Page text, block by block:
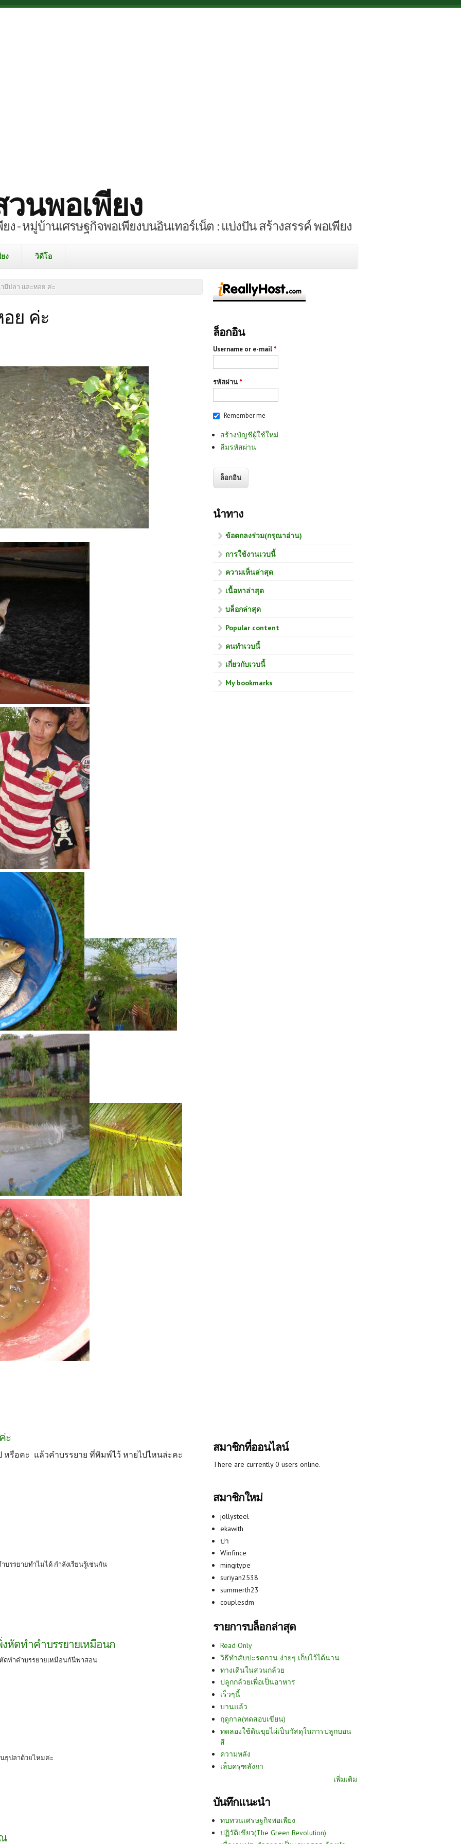
นพอเพียง
ง - หมู่บ้านเศรษฐกิจพอเพียงบนอินเทอร์เน็ต : แบ่งปัน สร้างสรรค์ พอเพียง
ง วิดีโอ
มีปลา และหอย ค่ะ
ย ค่ะ
ะ
หรือคะ แล้วคำบรรยาย ที่พิมพ์ไว้ หายไปไหนล่ะคะ
บรรยายทำไม่ได้ กำลังเรียนรู้เช่นกัน
งหัดทำคำบรรยายเหมือนก
หัดทำคำบรรยายเหมือนกันี่พาสอน
ธุปลาด้วยไหมค่ะ
ล็อกอิน
Username or e-mail *
รหัสผ่าน *
Remember me
สร้างบัญชีผู้ใช้ใหม่
ลืมรหัสผ่าน
นำทาง
ข้อตกลงร่วม(กรุณาอ่าน)
การใช้งานเวบนี้
ความเห็นล่าสุด
เนื้อหาล่าสุด
บล็อกล่าสุด
Popular content
คนทำเวบนี้
เกี่ยวกับเวบนี้
My bookmarks
สมาชิกที่ออนไลน์
There are currently 0 users online.
สมาชิกใหม่
jollysteel
ekawith
ปา
Winfince
mingitype
suriyan2538
summerth23
couplesdm
รายการบล็อกล่าสุด
Read Only
วิธีทำสับปะรดกวน ง่ายๆ เก็บไว้ได้นาน
ทางเดินในสวนกล้วย
ปลูกกล้วยเพื่อเป็นอาหาร
เร็วๆนี้
บานแล้ว
ฤดูกาล(ทดสอบเขียน)
ทดลองใช้ดินขุยไผ่เป็นวัสดุในการปลูกบอน
สี
ความหลัง
เล็บครุฑลังกา
เพิ่มเติม
บันทึกแนะนำ
ทบทวนเศรษฐกิจพอเพียง
ปฏิวัติเขียว(The Green Revolution)